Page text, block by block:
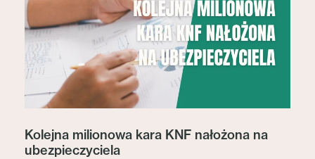
Kolejna milionowa kara KNF nałożona na
ubezpieczyciela